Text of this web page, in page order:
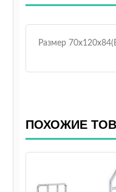
Размер
ПОХОЖИЕ